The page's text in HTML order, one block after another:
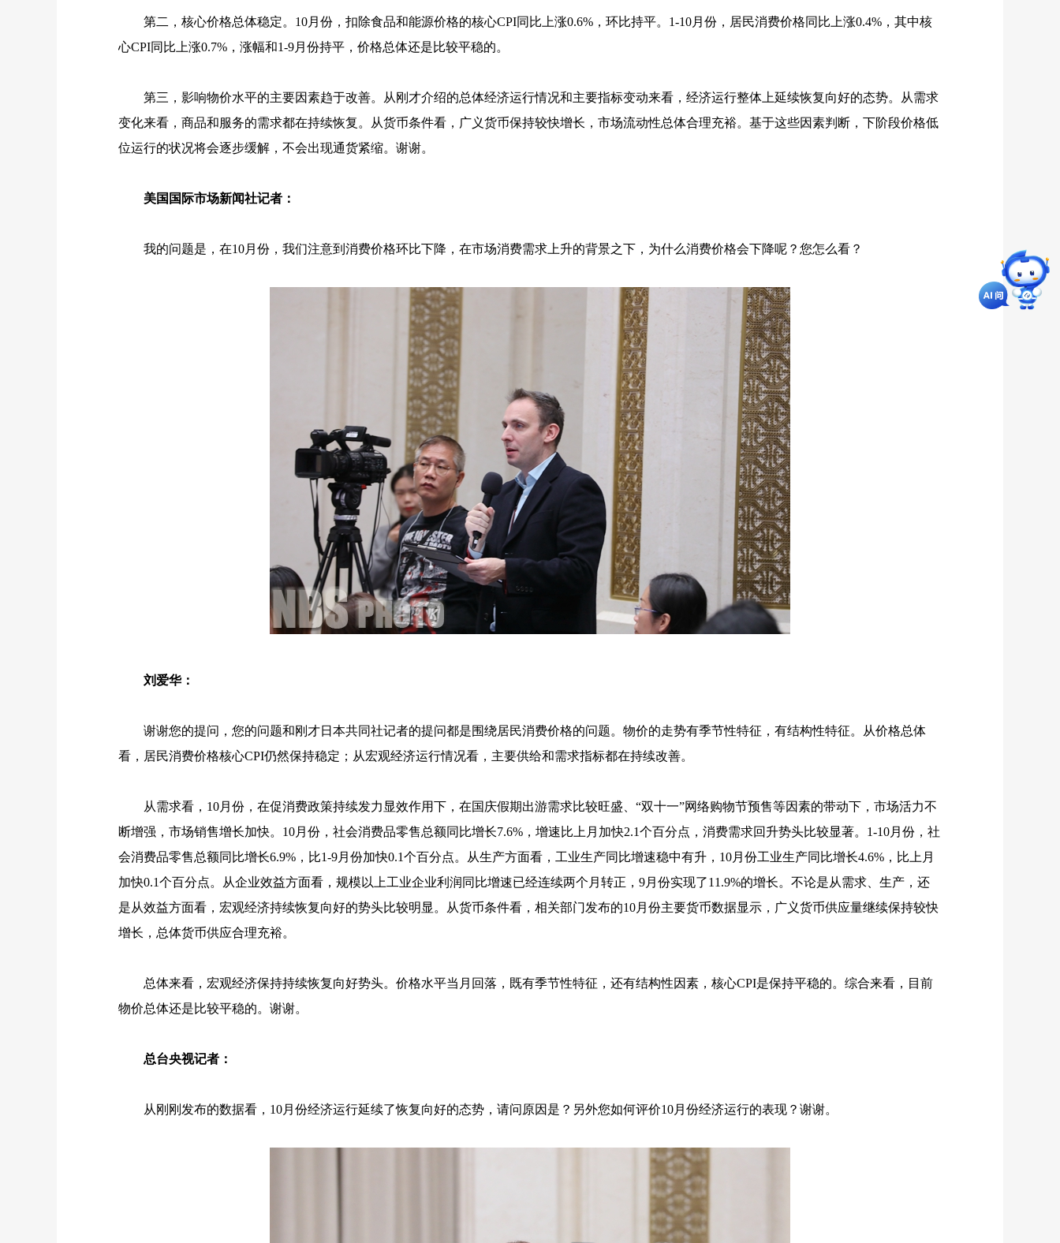
第二，核心价格总体稳定。 10月份，扣除食品和能源价格的核心CPI同比上涨0.6% ，环比持平。 1-10月份，居民消费价格同比上涨0.4% ，其中核
心CPI同比上涨0.7% ，涨幅和1-9月份持平，价格总体还是比较平稳的。
第三，影响物价水平的主要因素趋于改善。从刚才介绍的总体经济运行情况和主要指标变动来看，经济运行整体上延续恢复向好的态势。从需求
变化来看，商品和服务的需求都在持续恢复。从货币条件看，广义货币保持较快增长，市场流动性总体合理充裕。基于这些因素判断，下阶段价格低
位运行的状况将会逐步缓解，不会出现通货紧缩。谢谢。
美国国际市场新闻社记者：
我的问题是，在10月份，我们注意到消费价格环比下降，在市场消费需求上升的背景之下，为什么消费价格会下降呢？您怎么看？
刘爱华：
谢谢您的提问，您的问题和刚才日本共同社记者的提问都是围绕居民消费价格的问题。物价的走势有季节性特征，有结构性特征。从价格总体
看，居民消费价格核心CPI仍然保持稳定；从宏观经济运行情况看，主要供给和需求指标都在持续改善。
从需求看， 10月份，在促消费政策持续发力显效作用下，在国庆假期出游需求比较旺盛、“双十一”网络购物节预售等因素的带动下，市场活力不
断增强，市场销售增长加快。 10月份，社会消费品零售总额同比增长7.6% ，增速比上月加快2.1个百分点，消费需求回升势头比较显著。 1-10月份，社
会消费品零售总额同比增长6.9% ，比1-9月份加快0.1个百分点。从生产方面看，工业生产同比增速稳中有升， 10月份工业生产同比增长4.6% ，比上月
加快0.1个百分点。从企业效益方面看，规模以上工业企业利润同比增速已经连续两个月转正， 9月份实现了11.9%的增长。不论是从需求、生产，还
是从效益方面看，宏观经济持续恢复向好的势头比较明显。从货币条件看，相关部门发布的10月份主要货币数据显示，广义货币供应量继续保持较快
增长，总体货币供应合理充裕。
总体来看，宏观经济保持持续恢复向好势头。价格水平当月回落，既有季节性特征，还有结构性因素，核心CPI是保持平稳的。综合来看，目前
物价总体还是比较平稳的。谢谢。
总台央视记者：
从刚刚发布的数据看， 10月份经济运行延续了恢复向好的态势，请问原因是？另外您如何评价10月份经济运行的表现？谢谢。